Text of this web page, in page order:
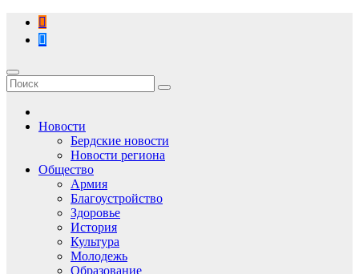
Перейти
содержимому
Новости
Бердские новости
Новости региона
Общество
Армия
Благоустройство
Здоровье
История
Культура
Молодежь
Образование